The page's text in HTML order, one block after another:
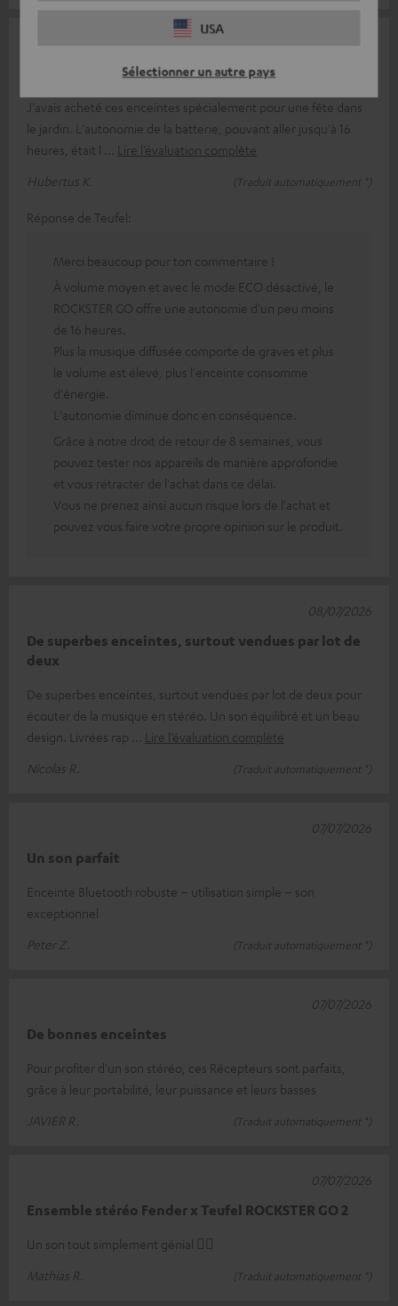
USA
Sélectionner un autre pays
J'avais acheté ces enceintes spécialement pour une fête dans
le jardin. L'autonomie de la batterie, pouvant aller jusqu'à 16
heures, était l
Lire l’évaluation complète
Hubertus K.
(Traduit automatiquement *)
Réponse de Teufel:
Merci beaucoup pour ton commentaire !
À volume moyen et avec le mode ECO désactivé, le
ROCKSTER GO offre une autonomie d'un peu moins
de 16 heures.
Plus la musique diffusée comporte de graves et plus
le volume est élevé, plus l'enceinte consomme
d'énergie.
L'autonomie diminue donc en conséquence.
Grâce à notre droit de retour de 8 semaines, vous
pouvez tester nos appareils de manière approfondie
et vous rétracter de l'achat dans ce délai.
Vous ne prenez ainsi aucun risque lors de l'achat et
pouvez vous faire votre propre opinion sur le produit.
De superbes enceintes, surtout vendues par lot de
deux
De superbes enceintes, surtout vendues par lot de deux pour
écouter de la musique en stéréo. Un son équilibré et un beau
design. Livrées rap
Lire l’évaluation complète
Nicolas R.
(Traduit automatiquement *)
08/07/2026
Un son parfait
Enceinte Bluetooth robuste – utilisation simple – son
exceptionnel
Peter Z.
(Traduit automatiquement *)
07/07/2026
De bonnes enceintes
Pour profiter d'un son stéréo, ces Récepteurs sont parfaits,
grâce à leur portabilité, leur puissance et leurs basses
JAVIER R.
(Traduit automatiquement *)
07/07/2026
Ensemble stéréo Fender x Teufel ROCKSTER GO 2
Un son tout simplement génial 👍🏻
Mathias R.
(Traduit automatiquement *)
07/07/2026